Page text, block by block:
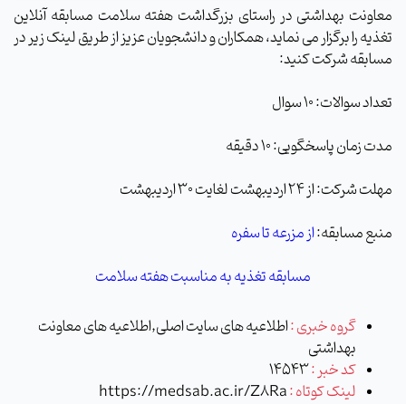
معاونت بهداشتی در راستای بزرگداشت هفته سلامت مسابقه آنلاین
تغذیه را برگزار می نماید، همکاران و دانشجویان عزیز از طریق لینک زیر در
مسابقه شرکت کنید:
تعداد سوالات: 10 سوال
مدت زمان پاسخگویی: 10 دقیقه
مهلت شرکت: از 24 اردیبهشت لغایت 30 اردیبهشت
منبع مسابقه:از مزرعه تا سفره
مسابقه تغذیه به مناسبت هفته سلامت
گروه خبری :اطلاعیه های سایت اصلی,اطلاعیه های معاونت
بهداشتی
کد خبر :14543
لینک کوتاه :https://medsab.ac.ir/Z8Ra